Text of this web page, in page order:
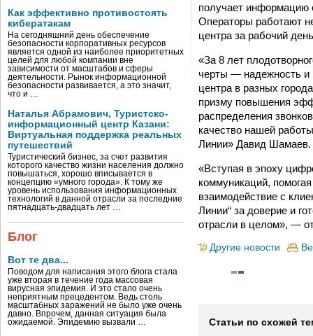
Как эффективно противостоять
кибератакам
На сегодняшний день обеспечение
безопасности корпоративных ресурсов
является одной из наиболее приоритетных
целей для любой компании вне
зависимости от масштабов и сферы
деятельности. Рынок информационной
безопасности развивается, а это значит,
что и …
Наталья Абрамович, Туристско-
информационный центр Казани:
Виртуальная поддержка реальных
путешествий
Туристический бизнес, за счет развития
которого качество жизни населения должно
повышаться, хорошо вписывается в
концепцию «умного города». К тому же
уровень использования информационных
технологий в данной отрасли за последние
пятнадцать-двадцать лет …
Блог
Вот те два...
Поводом для написания этого блога стала
уже вторая в течение года массовая
вирусная эпидемия. И это стало очень
неприятным прецедентом. Ведь столь
масштабных заражений не было уже очень
давно. Впрочем, данная ситуация была
ожидаемой. Эпидемию вызвали …
получает информацию
Операторы работают
центра за рабочий
«За 8 лет
черты — надежность и
центра в разных
призму повышения
распределения
качество нашей
Линии» Давид Шамаев.
«Вступая в эпоху
коммуникаций,
взаимодействие с
Линии“ за доверие и
отрасли в целом», —
Другие новости
Статьи по схожей